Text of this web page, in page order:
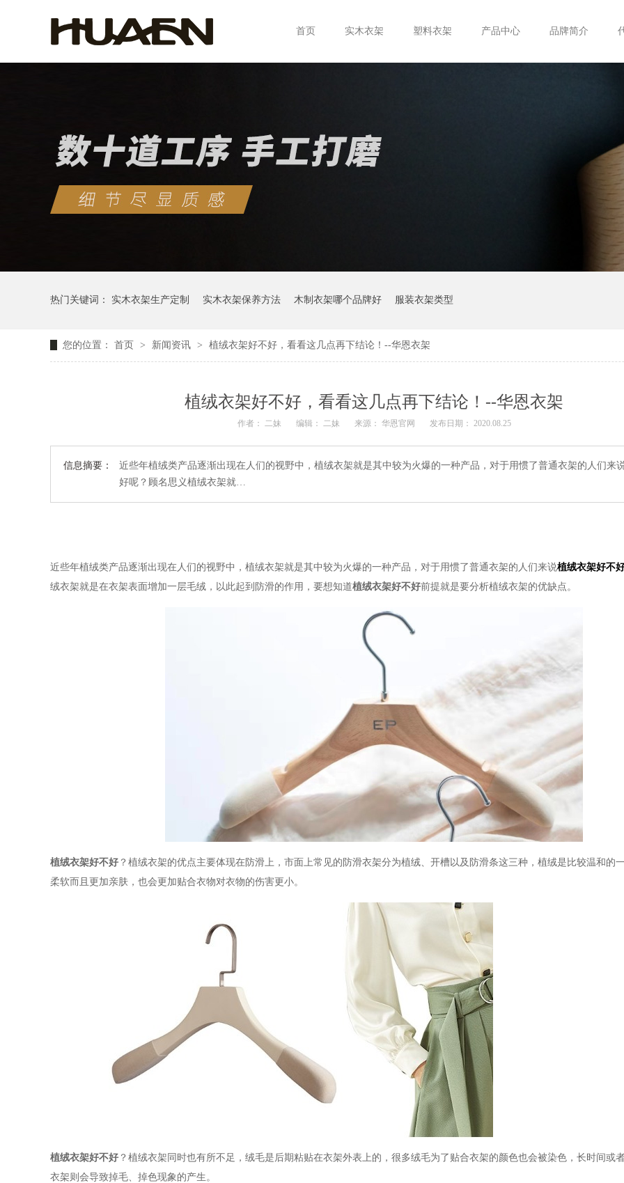
首页 实木衣架 塑料衣架 产品中心 品牌简介
热门关键词： 实木衣架生产定制 实木衣架保养方法 木制衣架哪个品牌好 服装衣架类型
您的位置： 首页 > 新闻资讯 > 植绒衣架好不好，看看这几点再下结论！--华恩衣架
植绒衣架好不好，看看这几点再下结论！--华恩衣架
作者： 二妹 编辑： 二妹 来源： 华恩官网 发布日期： 2020.08.25
信息摘要：
近些年植绒类产品逐渐出现在人们的视野中，植绒衣架就是其中较为火爆的一种产品，对于用惯了普通衣架的人们来
好呢？顾名思义植绒衣架就…
近些年植绒类产品逐渐出现在人们的视野中，植绒衣架就是其中较为火爆的一种产品，对于用惯了普通衣架的人们来说植绒衣架好不
绒衣架就是在衣架表面增加一层毛绒，以此起到防滑的作用，要想知道植绒衣架好不好前提就是要分析植绒衣架的优缺点。
植绒衣架好不好 ？植绒衣架的优点主要体现在防滑上，市面上常见的防滑衣架分为植绒、开槽以及防滑条这三种，植绒是比较温和的
柔软而且更加亲肤，也会更加贴合衣物对衣物的伤害更小。
植绒衣架好不好 ？植绒衣架同时也有所不足，绒毛是后期粘贴在衣架外表上的，很多绒毛为了贴合衣架的颜色也会被染色，长时间或
衣架则会导致掉毛、掉色现象的产生。